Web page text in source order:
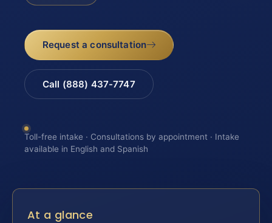
Request a consultation
Call (888) 437-7747
Toll-free intake · Consultations by appointment · Intake
available in English and Spanish
At a glance